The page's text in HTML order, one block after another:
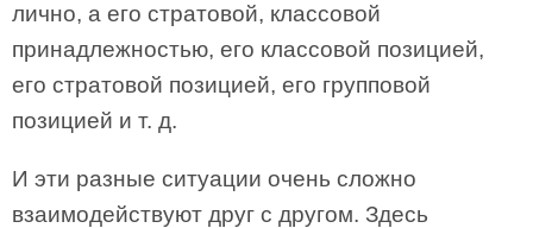
лично, а его стратовой, классовой
принадлежностью, его классовой позицией,
его стратовой позицией, его групповой
позицией и т. д.
И эти разные ситуации очень сложно
взаимодействуют друг с другом. Здесь